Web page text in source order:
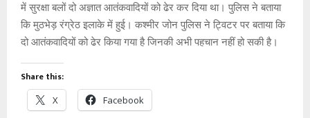
में सुरक्षा बलों दो अज्ञात आतंकवादियों को ढेर कर दिया था। पुलिस ने बताया
कि मुठभेड़ रंग्रेठ इलाके में हुई। कश्मीर जोन पुलिस ने ट्विटर पर बताया कि
दो आतंकवादियों को ढेर किया गया है जिनकी अभी पहचान नहीं हो सकी है।
Share this:
X Facebook